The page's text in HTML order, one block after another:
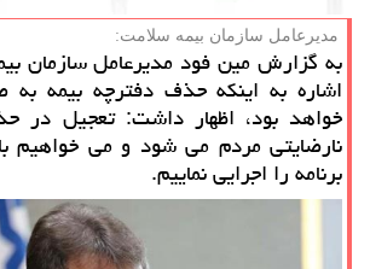
مدیرعامل سازمان بیمه سلامت:
به گزارش مین فود مدیرعامل سازمان
اشاره به اینکه حذف دفترچه بیمه
خواهد بود، اظهار داشت: تعجیل در
نارضایتی مردم می شود و می خواهیم
برنامه را اجرایی نماییم.